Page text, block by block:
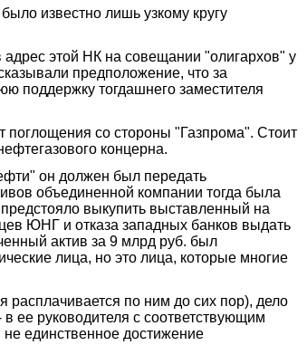
известно лишь узкому кругу
адрес этой НК на совещании "олигархов" у
предположение, что за
поддержку тогдашнего заместителя
поглощения со стороны "Газпрома". Стоит
концерна.
он должен был передать
объединенной компании тогда была
выкупить выставленный на
ЮНГ и отказа западных банков выдать
актив за 9 млрд руб. был
лица, но это лица, которые многие
по ним до сих пор), дело
ее руководителя с соответствующим
единственное достижение